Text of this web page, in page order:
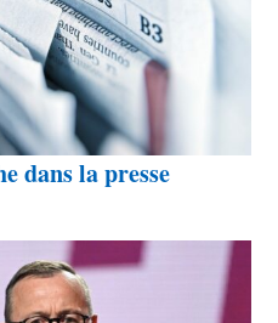
dans la presse